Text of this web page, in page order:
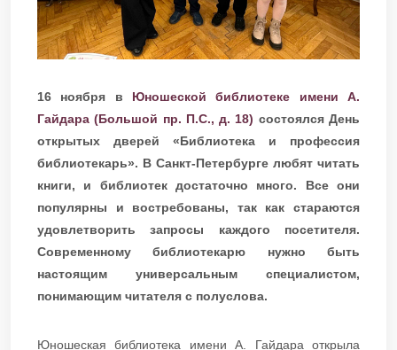
16 ноября в Юношеской библиотеке имени А.
Гайдара (Большой пр. П.С., д. 18) состоялся День
открытых дверей «Библиотека и профессия
библиотекарь». В Санкт-Петербурге любят читать
книги, и библиотек достаточно много. Все они
популярны и востребованы, так как стараются
удовлетворить запросы каждого посетителя.
Современному библиотекарю нужно быть
настоящим универсальным специалистом,
понимающим читателя с полуслова.
Юношеская библиотека имени А. Гайдара открыла